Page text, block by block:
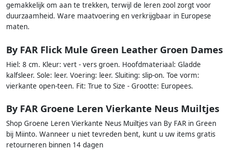
gemakkelijk om aan te trekken, terwijl de leren zool zorgt voor
duurzaamheid. Ware maatvoering en verkrijgbaar in Europese
maten.
By FAR Flick Mule Green Leather Groen Dames
Hiel: 8 cm. Kleur: vert - vers groen. Hoofdmateriaal: Gladde
kalfsleer. Sole: leer. Voering: leer. Sluiting: slip-on. Toe vorm:
vierkante open-teen. Fit: True to Size - Grootte: Europees.
By FAR Groene Leren Vierkante Neus Muiltjes
Shop Groene Leren Vierkante Neus Muiltjes van By FAR in Green
bij Miinto. Wanneer u niet tevreden bent, kunt u uw items gratis
retourneren binnen 14 dagen